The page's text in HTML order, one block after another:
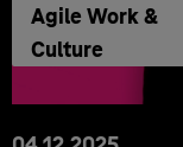
Agile Work &
Culture